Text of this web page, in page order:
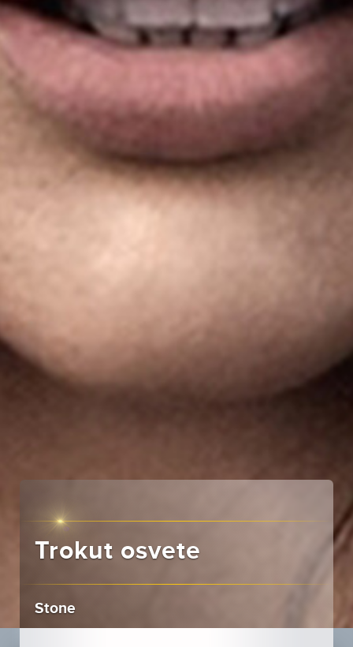
Trokut osvete
Stone